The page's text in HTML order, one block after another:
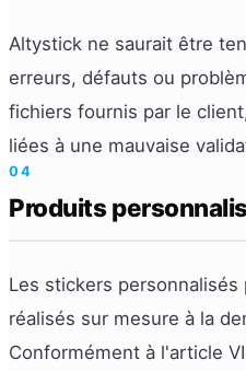
Altystick ne saurait être
erreurs, défauts ou
fichiers fournis par le
liées à une mauvaise
04
Produits
Les stickers
réalisés sur mesure à la
Conformément à l'article